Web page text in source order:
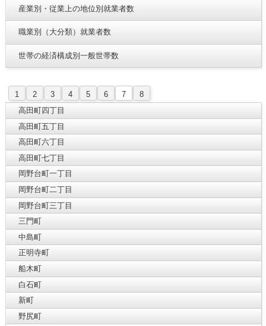
産業別・従業上の地位別就業者数
職業別（大分類）就業者数
世帯の経済構成別一般世帯数
1 2 3 4 5 6 7
8
高田町四丁目
高田町五丁目
高田町六丁目
高田町七丁目
岡野台町一丁目
岡野台町二丁目
岡野台町三丁目
三門町
中島町
正明寺町
船木町
白石町
新町
野尻町